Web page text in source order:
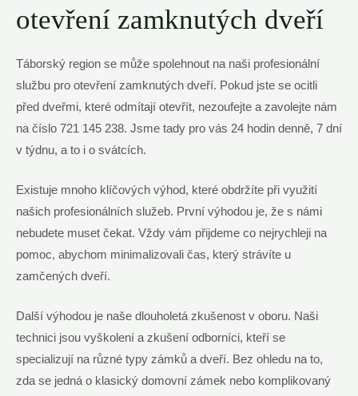
otevření zamknutých dveří
Táborský region ⁣se ‍může spolehnout na naši profesionální
službu pro otevření zamknutých⁢ dveří. Pokud jste se ocitli
před dveřmi,⁣ které odmítají otevřít, ‌nezoufejte a zavolejte​ nám⁣
na číslo 721 145 238. Jsme ⁤tady pro ⁢vás 24 hodin denně, ‍7 dní
v týdnu, a to i o svátcích.
Existuje mnoho klíčových výhod, které obdržíte při využití
našich profesionálních služeb. První výhodou je, že s námi
nebudete muset čekat. Vždy vám přijdeme ⁤co nejrychleji na
pomoc, abychom minimalizovali⁢ čas, který strávíte u
zamčených dveří.‌
Další výhodou je naše dlouholetá zkušenost ​v oboru. Naši
technici jsou vyškolení a zkušení odborníci, kteří se⁢
specializují na různé typy zámků a dveří. Bez ohledu na ‌to,
zda se jedná ‍o‌ klasický domovní zámek nebo komplikovaný